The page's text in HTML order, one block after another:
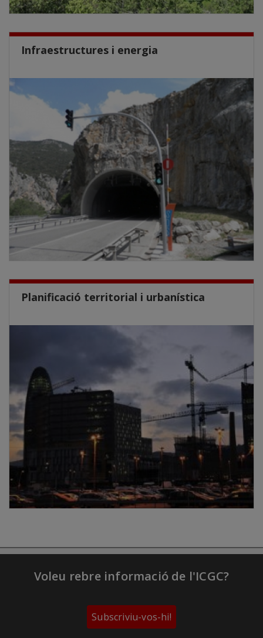
Infraestructures i energia
Planificació territorial i urbanística
Voleu rebre informació de l'ICGC?
Subscriviu-vos-hi!